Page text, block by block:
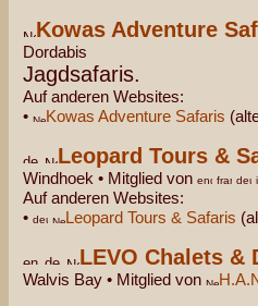
Kowas Adventure
Dordabis
Jagdsafaris.
Auf anderen Websites:
•
Kowas Adventure Safaris
Leopard Tours &
Windhoek • Mitglied von
Auf anderen Websites:
•
Leopard Tours & Safaris
LEVO Chalets &
Walvis Bay • Mitglied von